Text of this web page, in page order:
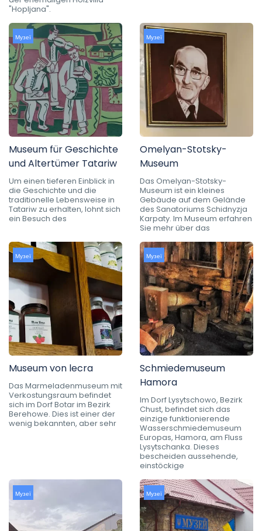
"Hopljana".
Музеї
Museum für Geschichte
und Altertümer Tatariw
Um einen tieferen Einblick in
die Geschichte und die
traditionelle Lebensweise in
Tatariw zu erhalten, lohnt sich
ein Besuch des
Музеї
Omelyan-Stotsky-
Museum
Das Omelyan-Stotsky-
Museum ist ein kleines
Gebäude auf dem Gelände
des Sanatoriums Schidnyzja
Karpaty. Im Museum erfahren
Sie mehr über das
Музеї
Museum von lecra
Das Marmeladenmuseum mit
Verkostungsraum befindet
sich im Dorf Botar im Bezirk
Berehowe. Dies ist einer der
wenig bekannten, aber sehr
Музеї
Schmiedemuseum
Hamora
Im Dorf Lysytschowo, Bezirk
Chust, befindet sich das
einzige funktionierende
Wasserschmiedemuseum
Europas, Hamora, am Fluss
Lysytschanka. Dieses
bescheiden aussehende,
einstöckige
Музеї Музеї